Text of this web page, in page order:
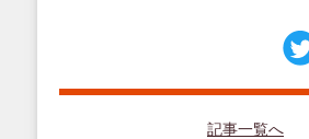
記事一覧へ